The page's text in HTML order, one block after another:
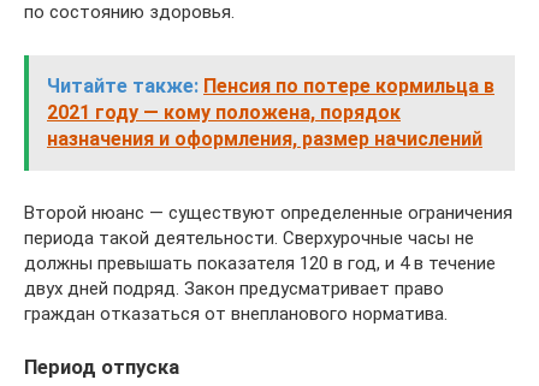
по состоянию здоровья.
Читайте также: Пенсия по потере кормильца в
2021 году — кому положена, порядок
назначения и оформления, размер начислений
Второй нюанс — существуют определенные ограничения
периода такой деятельности. Сверхурочные часы не
должны превышать показателя 120 в год, и 4 в течение
двух дней подряд. Закон предусматривает право
граждан отказаться от внепланового норматива.
Период отпуска